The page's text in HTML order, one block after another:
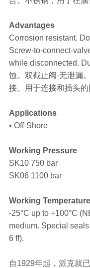
Advantages
Corrosion resistant.
Screw-to-connect-
while disconnected.
蚀。双截止阀-无泄漏
接。用于连接和插头的
Applications
• Off-Shore
Working Pressure
SK10 750 bar
SK06 1100 bar
Working Temperature
-25°C up to +100°C
medium. Special
6 ff).
自1929年起，派克就